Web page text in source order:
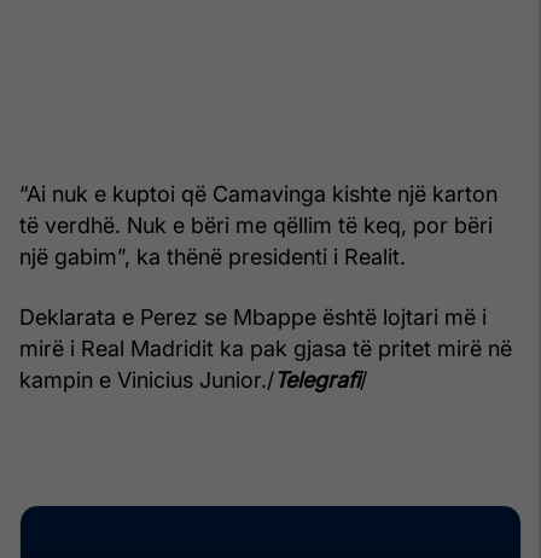
“Ai nuk e kuptoi që Camavinga kishte një karton
të verdhë. Nuk e bëri me qëllim të keq, por bëri
një gabim”, ka thënë presidenti i Realit.
Deklarata e Perez se Mbappe është lojtari më i
mirë i Real Madridit ka pak gjasa të pritet mirë në
kampin e Vinicius Junior./Telegrafi/